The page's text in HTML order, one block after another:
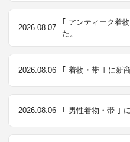
2026.08.07
｢ アンティーク着
た。
2026.08.06 ｢ 着物・帯 ｣ に新
2026.08.06 ｢ 男性着物・帯 ｣